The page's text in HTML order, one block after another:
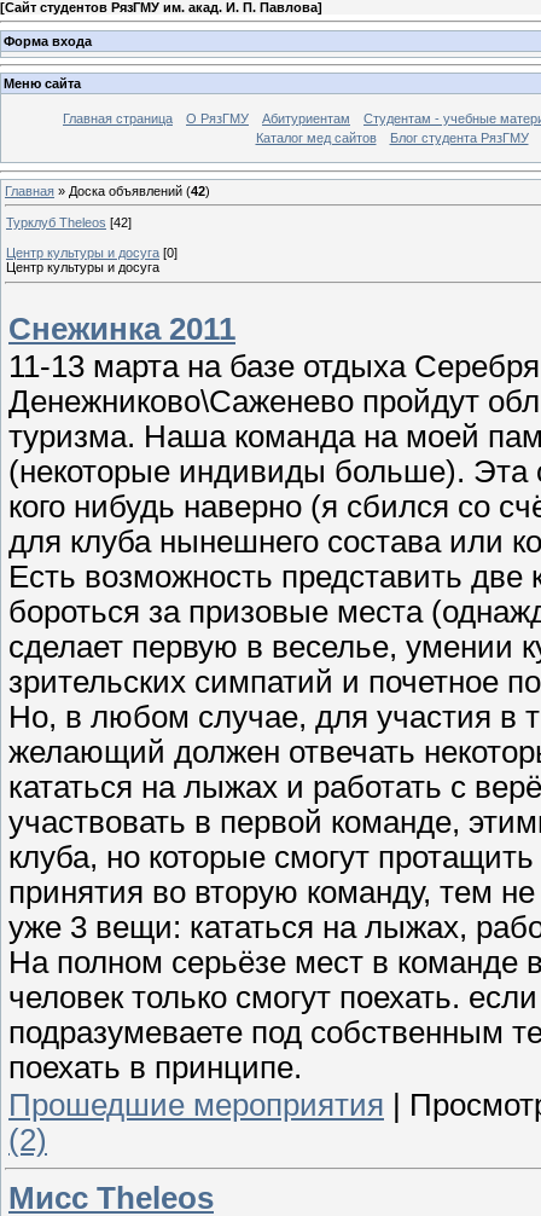
[Сайт студентов РязГМУ им. акад. И. П. Павлова]
Форма входа
Меню сайта
Главная страница О РязГМУ Абитуриентам
Студентам - учебные
Каталог мед сайтов
Блог студента РязГМУ
Главная » Доска объявлений (42)
Турклуб Theleos [42]
Центр культуры и досуга [0]
Центр культуры и досуга
Снежинка 2011
11-13 марта на базе отдыха
Денежниково\Саженево пройдут
туризма. Наша команда на моей
(некоторые индивиды больше).
кого нибудь наверно (я сбился со
для клуба нынешнего состава или
Есть возможность представить
бороться за призовые места
сделает первую в веселье, умении
зрительских симпатий и почетное
Но, в любом случае, для участия в
желающий должен отвечать
кататься на лыжах и работать с
участвовать в первой команде,
клуба, но которые смогут
принятия во вторую команду, тем
уже 3 вещи: кататься на лыжах,
На полном серьёзе мест в команде
человек только смогут поехать.
подразумеваете под собственным
поехать в принципе.
Прошедшие мероприятия
(2)
Мисс Theleos